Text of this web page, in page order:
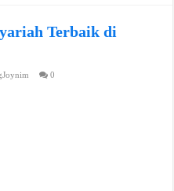
Terbaik di
0